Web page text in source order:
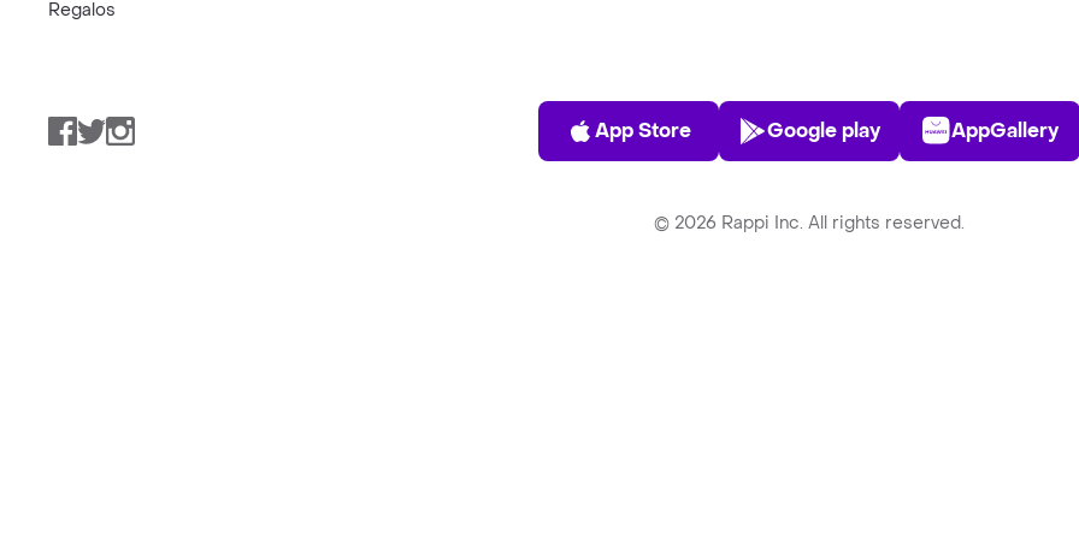
Regalos
Facebook
TwitterInstagram
App Store
App Store
Play Store
Google play AppGallery
© 2026 Rappi Inc. All rights reserved.